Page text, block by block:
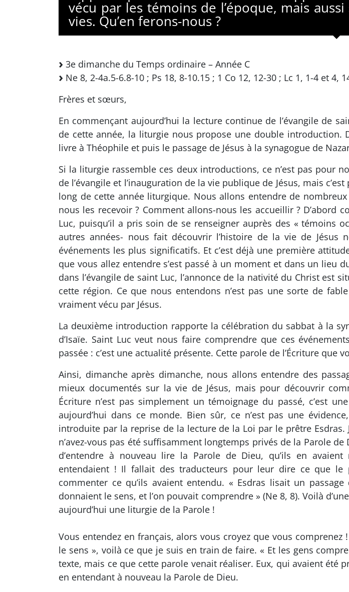
vécu par les témoins de l’époque, mais
vies. Qu’en ferons-nous ?
3e dimanche du Temps ordinaire – Année C
Ne 8, 2-4a.5-6.8-10 ; Ps 18, 8-10.15 ; 1 Co 12, 12-30 ; Lc 1, 1-4 et 4,
Frères et sœurs,
En commençant aujourd’hui la lecture continue de l’évangile de
de cette année, la liturgie nous propose une double introduction.
livre à Théophile et puis le passage de Jésus à la synagogue de
Si la liturgie rassemble ces deux introductions, ce n’est pas pour
de l’évangile et l’inauguration de la vie publique de Jésus, mais
long de cette année liturgique. Nous allons entendre de
nous les recevoir ? Comment allons-nous les accueillir ?
Luc, puisqu’il a pris soin de se renseigner auprès des « témoins
autres années- nous fait découvrir l’histoire de la vie de Jésus
événements les plus significatifs. Et c’est déjà une première
que vous allez entendre s’est passé à un moment et dans un lieu
dans l’évangile de saint Luc, l’annonce de la nativité du Christ est
cette région. Ce que nous entendons n’est pas une sorte de
vraiment vécu par Jésus.
La deuxième introduction rapporte la célébration du sabbat à la
d’Isaïe. Saint Luc veut nous faire comprendre que ces
passée : c’est une actualité présente. Cette parole de l’Écriture que
Ainsi, dimanche après dimanche, nous allons entendre des
mieux documentés sur la vie de Jésus, mais pour découvrir
Écriture n’est pas simplement un témoignage du passé, c’est
aujourd’hui dans ce monde. Bien sûr, ce n’est pas une
introduite par la reprise de la lecture de la Loi par le prêtre
n’avez-vous pas été suffisamment longtemps privés de la Parole
d’entendre à nouveau lire la Parole de Dieu, qu’ils en
entendaient ! Il fallait des traducteurs pour leur dire ce que
commenter ce qu’ils avaient entendu. « Esdras lisait un
donnaient le sens, et l’on pouvait comprendre » (Ne 8, 8). Voilà
aujourd’hui une liturgie de la Parole !
Vous entendez en français, alors vous croyez que vous
le sens », voilà ce que je suis en train de faire. « Et les gens
texte, mais ce que cette parole venait réaliser. Eux, qui avaient
en entendant à nouveau la Parole de Dieu.